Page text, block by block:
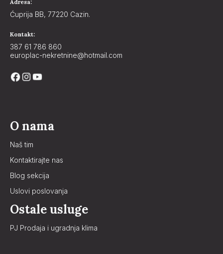
Adresa:
Ćuprija BB, 77220 Cazin.
Kontakt:
387 61 786 860
europlac-nekretnine@hotmail.com
O nama
Naš tim
Kontaktirajte nas
Blog sekcija
Uslovi poslovanja
Ostale usluge
PJ Prodaja i ugradnja klima